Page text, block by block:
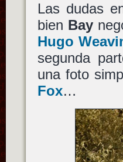
Las dudas
bien Bay
Hugo
segunda
una foto
Fox…